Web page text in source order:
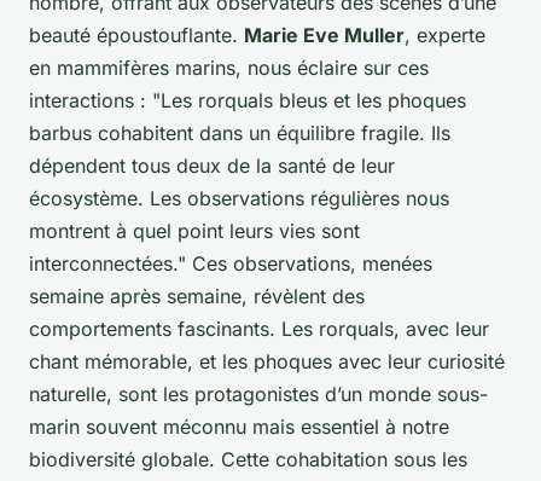
beauté époustouflante. Marie Eve Muller, experte
en mammifères marins, nous éclaire sur ces
interactions : "Les rorquals bleus et les phoques
barbus cohabitent dans un équilibre fragile. Ils
dépendent tous deux de la santé de leur
écosystème. Les observations régulières nous
montrent à quel point leurs vies sont
interconnectées." Ces observations, menées
semaine après semaine, révèlent des
comportements fascinants. Les rorquals, avec leur
chant mémorable, et les phoques avec leur curiosité
naturelle, sont les protagonistes d’un monde sous-
marin souvent méconnu mais essentiel à notre
biodiversité globale. Cette cohabitation sous les